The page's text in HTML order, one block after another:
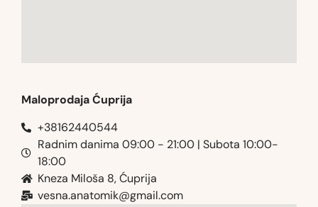
Maloprodaja Ćuprija
+38162440544
Radnim danima 09:00 - 21:00 | Subota 10:00-
18:00
Kneza Miloša 8, Ćuprija
vesna.anatomik@gmail.com​